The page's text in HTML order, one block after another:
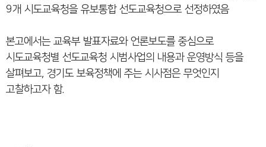
9개 시도교육청을 유보통합 선도교육청으로 선정하였음
본고에서는 교육부 발표자료와 언론보도를 중심으로
시도교육청별 선도교육청 시범사업의 내용과 운영방식 등을
살펴보고, 경기도 보육정책에 주는 시사점은 무엇인지
고찰하고자 함.